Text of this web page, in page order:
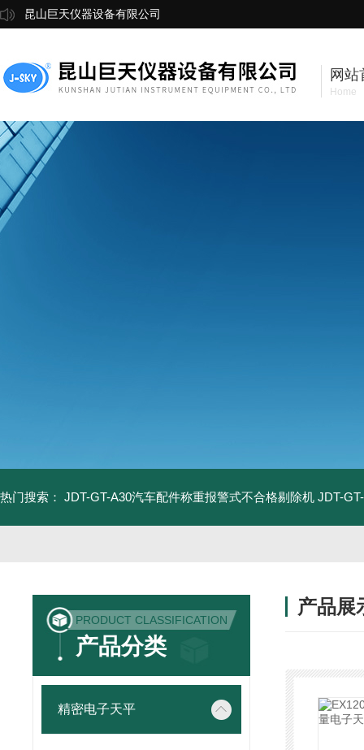
昆山巨天仪器设备有限公司
网站
Home
热门搜索： JDT-GT-A30汽车配件称重报警式不合格剔除机 JDT-
PRODUCT CLASSIFICATION
产品分类
精密电子天平
产品展